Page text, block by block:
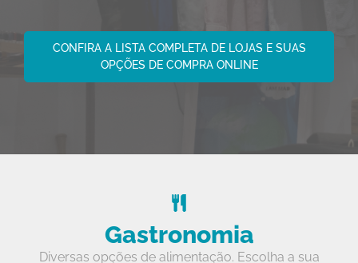
CONFIRA A LISTA COMPLETA DE LOJAS E SUAS
OPÇÕES DE COMPRA ONLINE
Gastronomia
Diversas opções de alimentação. Escolha a sua